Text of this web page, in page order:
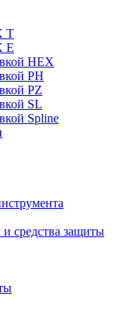
T
Е
HEX
PH
PZ
SL
Spline
и средства защиты